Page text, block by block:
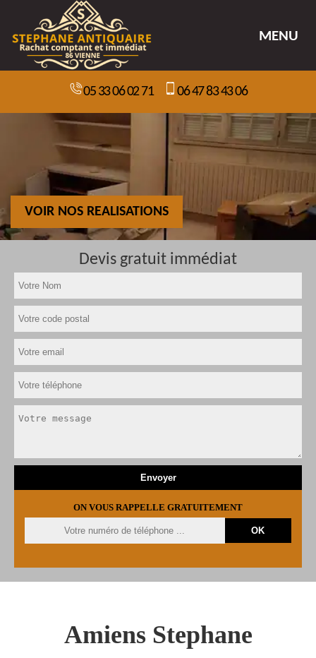
MENU
05 33 06 02 71 06 47 83 43 06
VOIR NOS REALISATIONS
Devis gratuit immédiat
ON VOUS RAPPELLE GRATUITEMENT
Amiens Stephane